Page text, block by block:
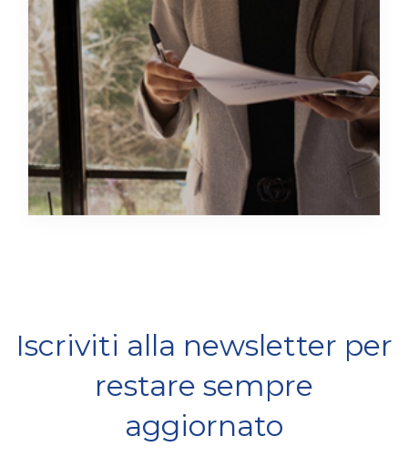
Iscriviti alla newsletter per
restare sempre
aggiornato